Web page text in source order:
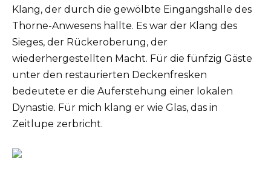
Klang, der durch die gewölbte Eingangshalle des
Thorne-Anwesens hallte. Es war der Klang des
Sieges, der Rückeroberung, der
wiederhergestellten Macht. Für die fünfzig Gäste
unter den restaurierten Deckenfresken
bedeutete er die Auferstehung einer lokalen
Dynastie. Für mich klang er wie Glas, das in
Zeitlupe zerbricht.